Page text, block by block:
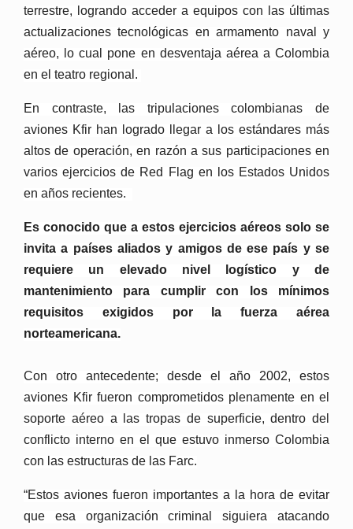
terrestre, logrando acceder a equipos con las últimas
actualizaciones tecnológicas en armamento naval y
aéreo, lo cual pone en desventaja aérea a Colombia
en el teatro regional.
En contraste, las tripulaciones colombianas de
aviones Kfir han logrado llegar a los estándares más
altos de operación, en razón a sus participaciones en
varios ejercicios de Red Flag en los Estados Unidos
en años recientes.
Es conocido que a estos ejercicios aéreos solo se
invita a países aliados y amigos de ese país y se
requiere un elevado nivel logístico y de
mantenimiento para cumplir con los mínimos
requisitos exigidos por la fuerza aérea
norteamericana.
Con otro antecedente; desde el año 2002, estos
aviones Kfir fueron comprometidos plenamente en el
soporte aéreo a las tropas de superficie, dentro del
conflicto interno en el que estuvo inmerso Colombia
con las estructuras de las Farc.
“Estos aviones fueron importantes a la hora de evitar
que esa organización criminal siguiera atacando